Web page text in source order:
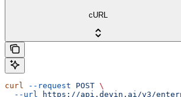
cURL
curl --request POST \
  --url
https://api.devin.ai/v3/